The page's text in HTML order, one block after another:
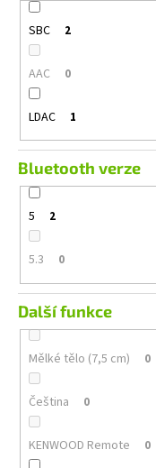
SBC 2
AAC 0
LDAC 1
Bluetooth verze
5 2
5.3 0
Další funkce
Mělké tělo (7,5 cm) 0
Čeština 0
KENWOOD Remote 0